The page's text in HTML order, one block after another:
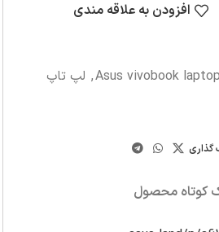
افزودن به علاقه مندی
, لپ تاپ
گذاری
کوتاه محصول